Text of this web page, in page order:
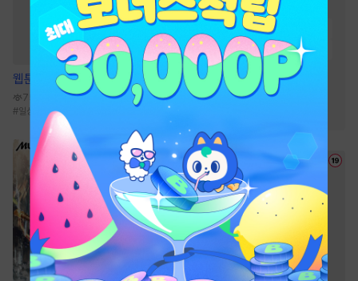
웹툰 [성비단] 무단사정금지
75.7만
#일상 까칠수 원나잇
#천하제일인 #
유쾌함
사이다물 #비장함
# 잔잔함 # 빙의물 #복수물
# 천마 # 회귀물
성장물
차원이동물 # 먼치킨